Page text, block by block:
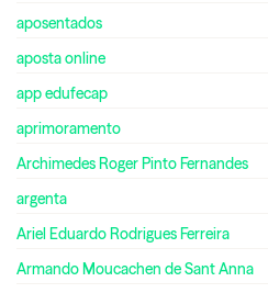
aposentados
aposta online
app edufecap
aprimoramento
Archimedes Roger Pinto Fernandes
argenta
Ariel Eduardo Rodrigues Ferreira
Armando Moucachen de Sant Anna